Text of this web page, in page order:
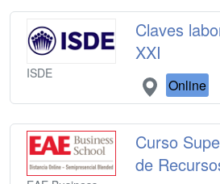
ISDE
Claves
XXI
Online
Curso
de